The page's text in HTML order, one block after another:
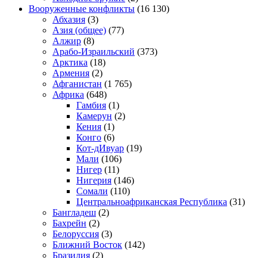
Вооруженные конфликты (16 130)
Абхазия (3)
Азия (общее) (77)
Алжир (8)
Арабо-Израильский (373)
Арктика (18)
Армения (2)
Афганистан (1 765)
Африка (648)
Гамбия (1)
Камерун (2)
Кения (1)
Конго (6)
Кот-дИвуар (19)
Мали (106)
Нигер (11)
Нигерия (146)
Сомали (110)
Центральноафриканская Республика (31)
Бангладеш (2)
Бахрейн (2)
Белоруссия (3)
Ближний Восток (142)
Бразилия (2)